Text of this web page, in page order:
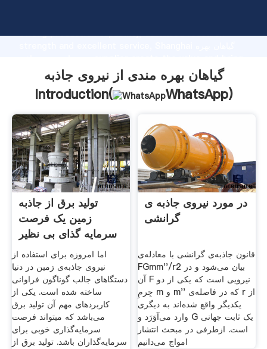
strong production capability, advanced research
values to all of customers.
گیاهان بهره مندی از نیروی جاذبه
Introduction(
WhatsApp)
تولید برق از جاذبه
زمین یک فرصت
سرمایه گذای بی نظیر
اما امروزه برای استفاده از
نیروی جاذبه‌ی زمین در دنیا
دستگاهای جالب گوناگون فراوانی
ساخته شده است. یکی از
کاربردهای مهم آن تولید برق
می‌باشد که میتواند فرصت
سرمایه‌گذاری خوبی برای
سرمایه‌گذاران باشد. تولید برق از
در مورد نیروی جاذبه ی
گرانشی
قانون جاذبه‌ی گرانشی با معادله‌ی
FGmm''/r2 بیان می‌شود و در
آن F نیرویی است که یکی از دو
جِرمِ m و m'' که در فاصله‌ی r از
یکدیگر واقع شده‌اند به دیگری
وارد می‌آوَرَد و G یک ثابت جهانی
است. ازطرفی در مبحث انتشار
امواج می‌دانیم